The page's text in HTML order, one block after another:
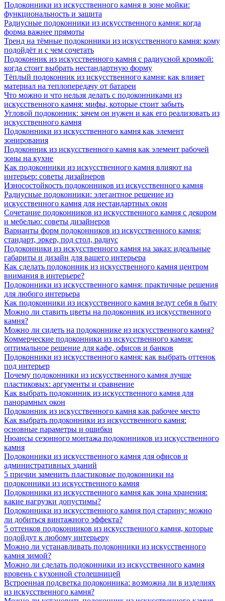
Подоконники из искусственного камня в зоне мойки:
функциональность и защита
Радиусные подоконники из искусственного камня: когда
форма важнее прямоты
Тренд на тёмные подоконники из искусственного камня: кому
подойдёт и с чем сочетать
Подоконник из искусственного камня с радиусной кромкой:
когда стоит выбрать нестандартную форму
Тёплый подоконник из искусственного камня: как влияет
материал на теплопередачу от батареи
Что можно и что нельзя делать с подоконниками из
искусственного камня: мифы, которые стоит забыть
Угловой подоконник: зачем он нужен и как его реализовать из
искусственного камня
Подоконники из искусственного камня как элемент
зонирования
Подоконник из искусственного камня как элемент рабочей
зоны на кухне
Как подоконники из искусственного камня влияют на
интерьер: советы дизайнеров
Износостойкость подоконников из искусственного камня
Радиусные подоконники: элегантное решение из
искусственного камня для нестандартных окон
Сочетание подоконников из искусственного камня с декором
и мебелью: советы дизайнеров
Варианты форм подоконников из искусственного камня:
стандарт, эркер, под стол, радиус
Подоконники из искусственного камня на заказ: идеальные
габариты и дизайн для вашего интерьера
Как сделать подоконник из искусственного камня центром
внимания в интерьере?
Подоконники из искусственного камня: практичные решения
для любого интерьера
Как подоконники из искусственного камня ведут себя в быту
Можно ли ставить цветы на подоконник из искусственного
камня?
Можно ли сидеть на подоконнике из искусственного камня?
Коммерческие подоконники из искусственного камня:
оптимальное решение для кафе, офисов и банков
Подоконники из искусственного камня: как выбрать оттенок
под интерьер
Почему подоконники из искусственного камня лучше
пластиковых: аргументы и сравнение
Как выбрать подоконник из искусственного камня для
панорамных окон
Подоконник из искусственного камня как рабочее место
Как выбрать подоконники из искусственного камня:
основные параметры и ошибки
Нюансы сезонного монтажа подоконников из искусственного
камня
Подоконники из искусственного камня для офисов и
административных зданий
5 причин заменить пластиковые подоконники на
подоконники из искусственного камня
Подоконники из искусственного камня как зона хранения:
какие нагрузки допустимы?
Подоконники из искусственного камня под старину: можно
ли добиться винтажного эффекта?
5 оттенков подоконников из искусственного камня, которые
подойдут к любому интерьеру
Можно ли устанавливать подоконники из искусственного
камня зимой?
Можно ли сделать подоконники из искусственного камня
вровень с кухонной столешницей
Встроенная подсветка подоконника: возможна ли в изделиях
из искусственного камня?